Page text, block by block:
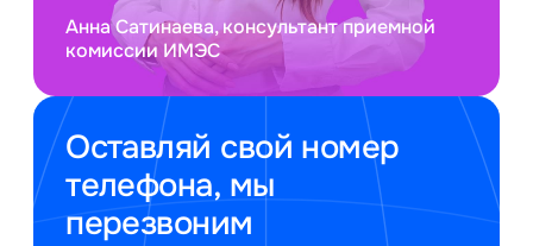
Оставляй свой номер
телефона, мы
перезвоним
Анна Сатинаева, консультант приемной
комиссии ИМЭС